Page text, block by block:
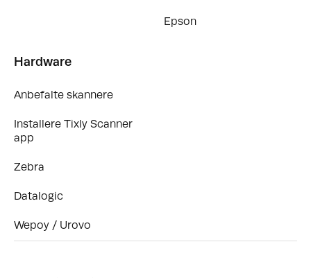
Epson
Hardware
Anbefalte skannere
Installere Tixly Scanner
app
Zebra
Datalogic
Wepoy / Urovo